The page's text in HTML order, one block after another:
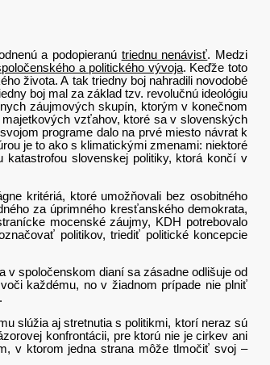
a podopieranú triednu nenávisť. Medzi
a politického vývoja. Keďže toto
života. A tak triedny boj nahradili novodobé
boj mal za základ tzv. revolučnú ideológiu
záujmových skupín, ktorým v konečnom
vzťahov, ktoré sa v slovenských
programe dalo na prvé miesto návrat k
je to ako s klimatickými zmenami: niektoré
katastrofou slovenskej politiky, ktorá končí v
kritériá, ktoré umožňovali bez osobitného
za úprimného kresťanského demokrata,
mocenské záujmy, KDH potrebovalo
politikov, triediť politické koncepcie
spoločenskom dianí sa zásadne odlišuje od
každému, no v žiadnom prípade nie plniť
slúžia aj stretnutia s politikmi, ktorí neraz sú
konfrontácii, pre ktorú nie je cirkev ani
v ktorom jedna strana môže tlmočiť svoj –